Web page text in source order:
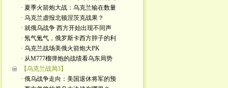
· 夏季火箭炮大战：乌克兰输在数量
· 乌克兰虚报北顿涅茨克战果？
· 就俄乌战争 西方开始出现不同声
· 氖气氪气，俄罗斯卡西方脖子的利
· 乌克兰战场美俄火箭炮大PK
· 从M777榴弹炮的战绩看乌东局势
【乌克兰战局3】
· 俄乌战争走向：美国退休将军的预